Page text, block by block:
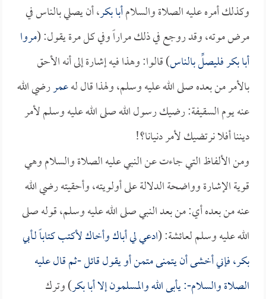
وكذلك أمره عليه الصلاة والسلامأبا بكر، أن يصلي بالناس في
مرض موته، وقد روجع في ذلك مراراً وفي كل مرة يقول: (مروا
أبا بكرفليصلِّ بالناس) قالوا: وهذا فيه إشارة إلى أنه الأحق
بالأمر من بعده صلى الله عليه وسلم، ولهذا قال لهعمررضي الله
عنه يوم السقيفة: رضيك رسول الله صلى الله عليه وسلم لأمر
ديننا أفلا نرتضيك لأمر دنيانا؟!
ومن الألفاظ التي جاءت عن النبي عليه الصلاة والسلام وهي
قوية الإشارة وواضحة الدلالة على أولويته، وأحقيته رضي الله
عنه من بعده أي: من بعد النبي صلى الله عليه وسلم، قوله صلى
الله عليه وسلم لعائشة: (ادعي لي أباك وأخاك لأكتب كتاباً لـأبي
بكر، فإني أخشى أن يتمنى متمن أو يقول قائل -ثم قال عليه
الصلاة والسلام-: يأبى الله والمسلمون إلا أبا بكر) وترك